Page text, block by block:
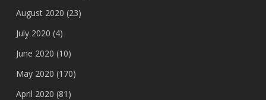
August 2020 (23)
July 2020 (4)
June 2020 (10)
May 2020 (170)
April 2020 (81)